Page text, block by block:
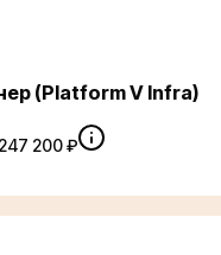
(Platform V Infra)
200 ₽